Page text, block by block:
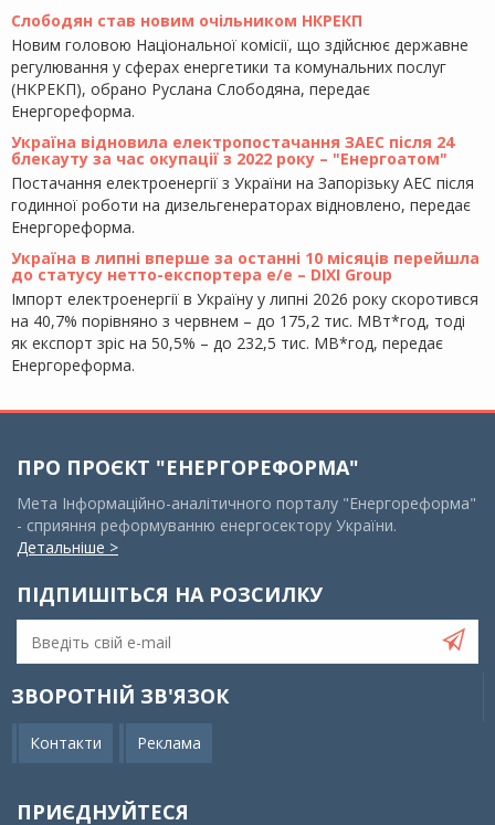
Слободян став новим очільником НКРЕКП
Новим головою Національної комісії, що здійснює державне
регулювання у сферах енергетики та комунальних послуг
(НКРЕКП), обрано Руслана Слободяна, передає
Енергореформа.
Україна відновила електропостачання ЗАЕС після 24
блекауту за час окупації з 2022 року – "Енергоатом"
Постачання електроенергії з України на Запорізьку АЕС після
годинної роботи на дизельгенераторах відновлено, передає
Енергореформа.
Україна в липні вперше за останні 10 місяців перейшла
до статусу нетто-експортера е/е – DIXI Group
Імпорт електроенергії в Україну у липні 2026 року скоротився
на 40,7% порівняно з червнем – до 175,2 тис. МВт*год, тоді
як експорт зріс на 50,5% – до 232,5 тис. МВ*год, передає
Енергореформа.
ПРО ПРОЄКТ "ЕНЕРГОРЕФОРМА"
Мета Інформаційно-аналітичного порталу "Енергореформа"
- сприяння реформуванню енергосектору України.
Детальніше >
ПІДПИШІТЬСЯ НА РОЗСИЛКУ
ЗВОРОТНІЙ ЗВ'ЯЗОК
Контакти Реклама
ПРИЄДНУЙТЕСЯ